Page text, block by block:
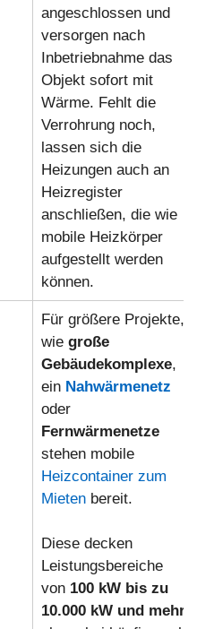
angeschlossen und
versorgen nach
Inbetriebnahme das
Objekt sofort mit
Wärme. Fehlt die
Verrohrung noch,
lassen sich die
Heizungen auch an
Heizregister
anschließen, die wie
mobile Heizkörper
aufgestellt werden
können.
Für größere Projekte,
wie große
Gebäudekomplexe,
ein Nahwärmenetz
oder
Fernwärmenetze
stehen mobile
Heizcontainer zum
Mietenbereit.
Diese decken
Leistungsbereiche
von 100 kW bis zu
10.000 kW und mehr